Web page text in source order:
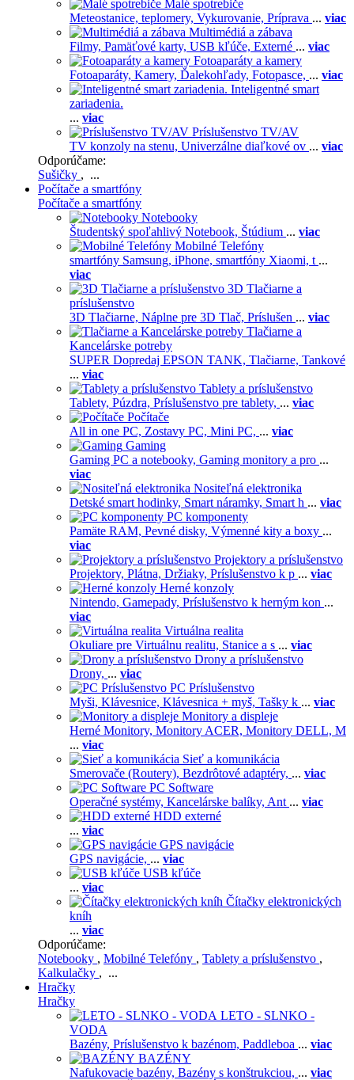
Malé spotrebiče
Meteostanice, teplomery, Vykurovanie, Príprava ... viac
Multimédiá a zábava
Filmy, Pamäťové karty, USB kľúče, Externé ... viac
Fotoaparáty a kamery
Fotoaparáty, Kamery, Ďalekohľady, Fotopasce, ... viac
Inteligentné smart
zariadenia.
... viac
Príslušenstvo TV/AV
TV konzoly na stenu, Univerzálne diaľkové ov ... viac
Odporúčame:
Sušičky , ...
Počítače a smartfóny
Počítače a smartfóny
Notebooky
Študentský spoľahlivý Notebook, Štúdium ... viac
Mobilné Telefóny
smartfóny Samsung, iPhone, smartfóny Xiaomi, t ...
viac
3D Tlačiarne a
príslušenstvo
3D Tlačiarne, Náplne pre 3D Tlač, Príslušen ... viac
Tlačiarne a
Kancelárske potreby
SUPER Dopredaj EPSON TANK, Tlačiarne, Tankové
... viac
Tablety a príslušenstvo
Tablety, Púzdra, Príslušenstvo pre tablety, ... viac
Počítače
All in one PC, Zostavy PC, Mini PC, ... viac
Gaming
Gaming PC a notebooky, Gaming monitory a pro ...
viac
Nositeľná elektronika
Detské smart hodinky, Smart náramky, Smart h ... viac
PC komponenty
Pamäte RAM, Pevné disky, Výmenné kity a boxy ...
viac
Projektory a príslušenstvo
Projektory, Plátna, Držiaky, Príslušenstvo k p ... viac
Herné konzoly
Nintendo, Gamepady, Príslušenstvo k herným kon ...
viac
Virtuálna realita
Okuliare pre Virtuálnu realitu, Stanice a s ... viac
Drony a príslušenstvo
Drony, ... viac
PC Príslušenstvo
Myši, Klávesnice, Klávesnica + myš, Tašky k ... viac
Monitory a displeje
Herné Monitory, Monitory ACER, Monitory DELL, M
... viac
Sieť a komunikácia
Smerovače (Routery), Bezdrôtové adaptéry, ... viac
PC Software
Operačné systémy, Kancelárske balíky, Ant ... viac
HDD externé
... viac
GPS navigácie
GPS navigácie, ... viac
USB kľúče
... viac
Čítačky elektronických
kníh
... viac
Odporúčame:
Notebooky , Mobilné Telefóny , Tablety a príslušenstvo ,
Kalkulačky , ...
Hračky
Hračky
LETO - SLNKO -
VODA
Bazény, Príslušenstvo k bazénom, Paddleboa ... viac
BAZÉNY
Nafukovacie bazény, Bazény s konštrukciou, ... viac